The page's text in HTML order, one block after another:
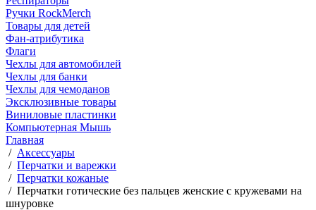
Ручки RockMerch
Товары для детей
Фан-атрибутика
Флаги
Чехлы для автомобилей
Чехлы для банки
Чехлы для чемоданов
Эксклюзивные товары
Виниловые пластинки
Компьютерная Мышь
Главная
/ Аксессуары
/ Перчатки и варежки
/ Перчатки кожаные
/ Перчатки готические без пальцев женские с кружевами на
шнуровке